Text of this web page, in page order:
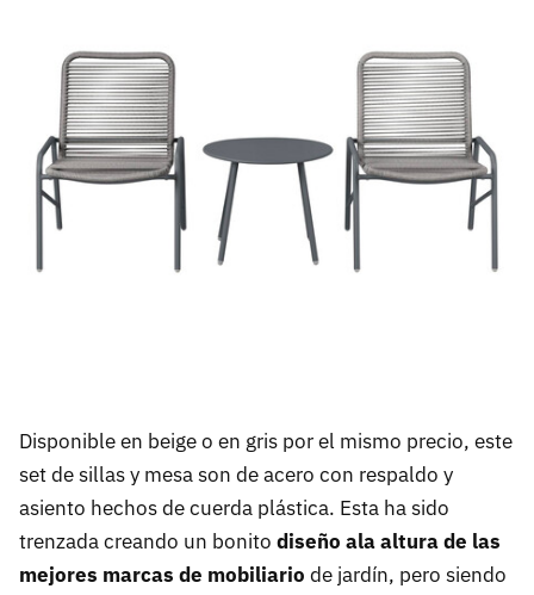
Disponible en beige o en gris por el mismo precio, este
set de sillas y mesa son de acero con respaldo y
asiento hechos de cuerda plástica. Esta ha sido
trenzada creando un bonito diseño ala altura de las
mejores marcas de mobiliario de jardín, pero siendo